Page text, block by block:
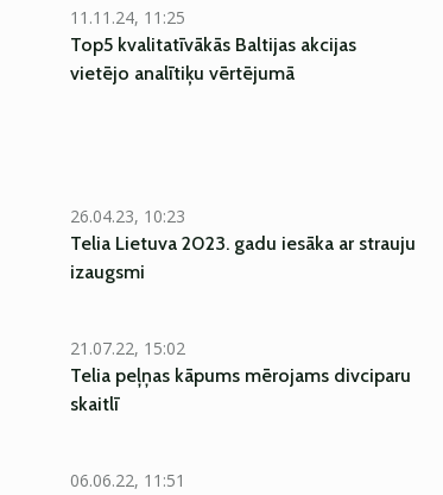
11.11.24, 11:25
Top5 kvalitatīvākās Baltijas akcijas
vietējo analītiķu vērtējumā
26.04.23, 10:23
Telia Lietuva 2023. gadu iesāka ar strauju
izaugsmi
21.07.22, 15:02
Telia peļņas kāpums mērojams divciparu
skaitlī
06.06.22, 11:51